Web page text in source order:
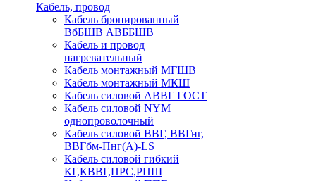
Кабель, провод
Кабель бронированный
ВбБШВ АВББШВ
Кабель и провод
нагревательный
Кабель монтажный МГШВ
Кабель монтажный МКШ
Кабель силовой АВВГ ГОСТ
Кабель силовой NYM
однопроволочный
Кабель силовой ВВГ, ВВГнг,
ВВГбм-Пнг(А)-LS
Кабель силовой гибкий
КГ,КВВГ,ПРС,РПШ